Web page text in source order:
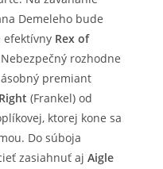
Demeleho bude
efektívny Rex of
rozhodne
premiant
(Frankel) od
ktorej kone sa
Do súboja
zasiahnuť aj Aigle